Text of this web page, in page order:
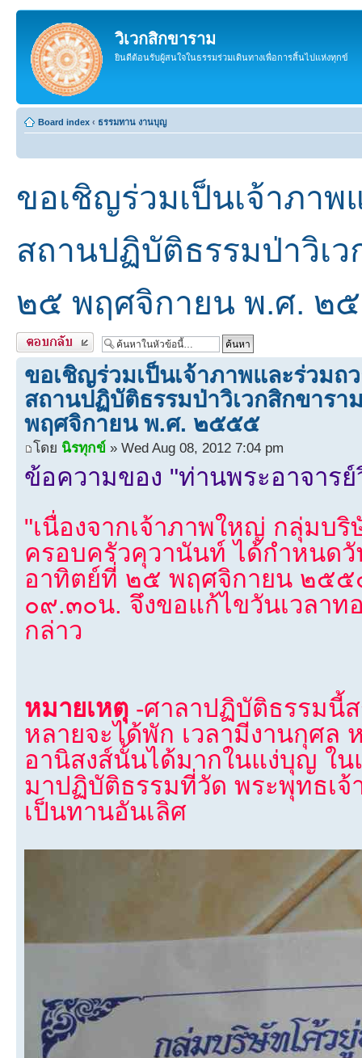
วิเวกสิกขาราม
ยินดีต้อนรับผู้สนใจในธรรมร่วมเดินทางเพื่อการสิ้นไปแห่งทุกข์
Board index ‹ ธรรมทาน งานบุญ
ขอเชิญร่วมเป็นเจ้าภา
สถานปฏิบัติธรรมป่าวิเ
๒๕ พฤศจิกายน พ.ศ. ๒
ตอบกลับ
ขอเชิญร่วมเป็นเจ้าภาพและร่วมถ
สถานปฏิบัติธรรมป่าวิเวกสิกขาร
พฤศจิกายน พ.ศ. ๒๕๕๕
โดย นิรทุกข์ » Wed Aug 08, 2012 7:04 pm
ข้อความของ "ท่านพระอาจาร
"เนื่องจากเจ้าภาพใหญ่ กลุ่มบ
ครอบครัวคุวานันท์ ได้กำหนด
อาทิตย์ที่ ๒๕ พฤศจิกายน ๒๕๕
๐๙.๓๐น. จึงขอแก้ไขวันเวลาท
กล่าว
หมายเหตุ -ศาลาปฏิบัติธรรมนี้ส
หลายจะได้พัก เวลามีงานกุศล
อานิสงส์นั้นได้มากในแง่บุญ ใน
มาปฏิบัติธรรมที่วัด พระพุทธเจ้
เป็นทานอันเลิศ